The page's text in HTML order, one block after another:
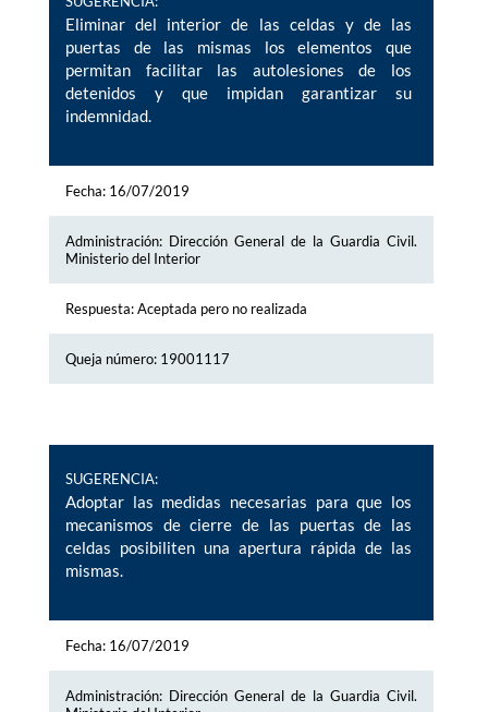
Eliminar del interior de las celdas y de las
puertas de las mismas los elementos que
permitan facilitar las autolesiones de los
detenidos y que impidan garantizar su
indemnidad.
Fecha: 16/07/2019
Administración: Dirección General de la Guardia Civil.
Ministerio del Interior
Respuesta: Aceptada pero no realizada
Queja número: 19001117
SUGERENCIA:
Adoptar las medidas necesarias para que los
mecanismos de cierre de las puertas de las
celdas posibiliten una apertura rápida de las
mismas.
Fecha: 16/07/2019
Administración: Dirección General de la Guardia Civil.